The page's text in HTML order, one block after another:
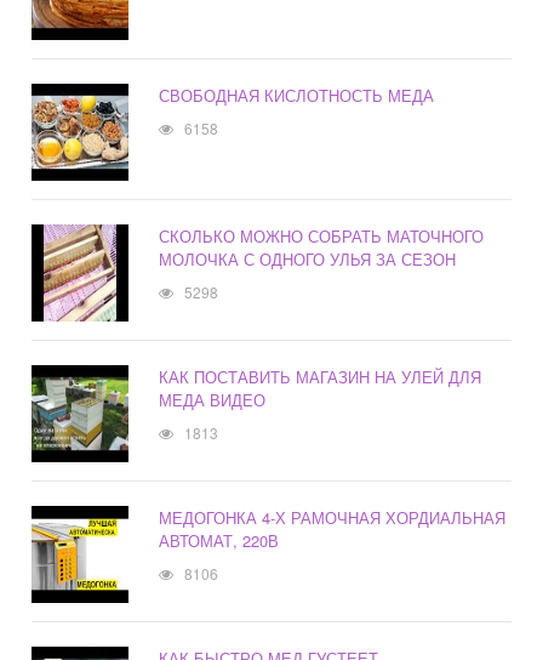
СВОБОДНАЯ КИСЛОТНОСТЬ МЕДА
6158
СКОЛЬКО МОЖНО СОБРАТЬ МАТОЧНОГО
МОЛОЧКА С ОДНОГО УЛЬЯ ЗА СЕЗОН
5298
КАК ПОСТАВИТЬ МАГАЗИН НА УЛЕЙ ДЛЯ
МЕДА ВИДЕО
1813
МЕДОГОНКА 4-Х РАМОЧНАЯ ХОРДИАЛЬНАЯ
АВТОМАТ, 220В
8106